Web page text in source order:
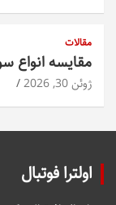
مقالات
مقایسه انواع
ژوئن 30, 2026
اولترا فوتبال